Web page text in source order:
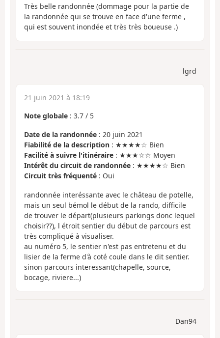
Très belle randonnée (dommage pour la partie de
la randonnée qui se trouve en face d'une ferme ,
qui est souvent inondée et très très boueuse .)
lgrd
21 juin 2021 à 18:19
Note globale : 3.7 / 5
Date de la randonnée : 20 juin 2021
Fiabilité de la description : ★★★★☆ Bien
Facilité à suivre l'itinéraire : ★★★☆☆ Moyen
Intérêt du circuit de randonnée : ★★★★☆ Bien
Circuit très fréquenté : Oui
randonnée interéssante avec le château de potelle,
mais un seul bémol le début de la rando, difficile
de trouver le départ(plusieurs parkings donc lequel
choisir??), l étroit sentier du début de parcours est
très compliqué à visualiser.
au numéro 5, le sentier n'est pas entretenu et du
lisier de la ferme d'à coté coule dans le dit sentier.
sinon parcours interessant(chapelle, source,
bocage, riviere...)
Dan94